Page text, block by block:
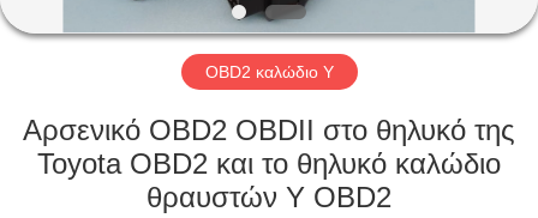
ΓΎΡΟΣ
ΕΡΓΟΣΤΑΣΊΩΝ
ΠΟΙΟΤΙΚΌΣ
ΈΛΕΓΧΟΣ
OBD2 καλώδιο Υ
Αρσενικό OBD2 OBDII στο θηλυκό της
Toyota OBD2 και το θηλυκό καλώδιο
θραυστών Υ OBD2